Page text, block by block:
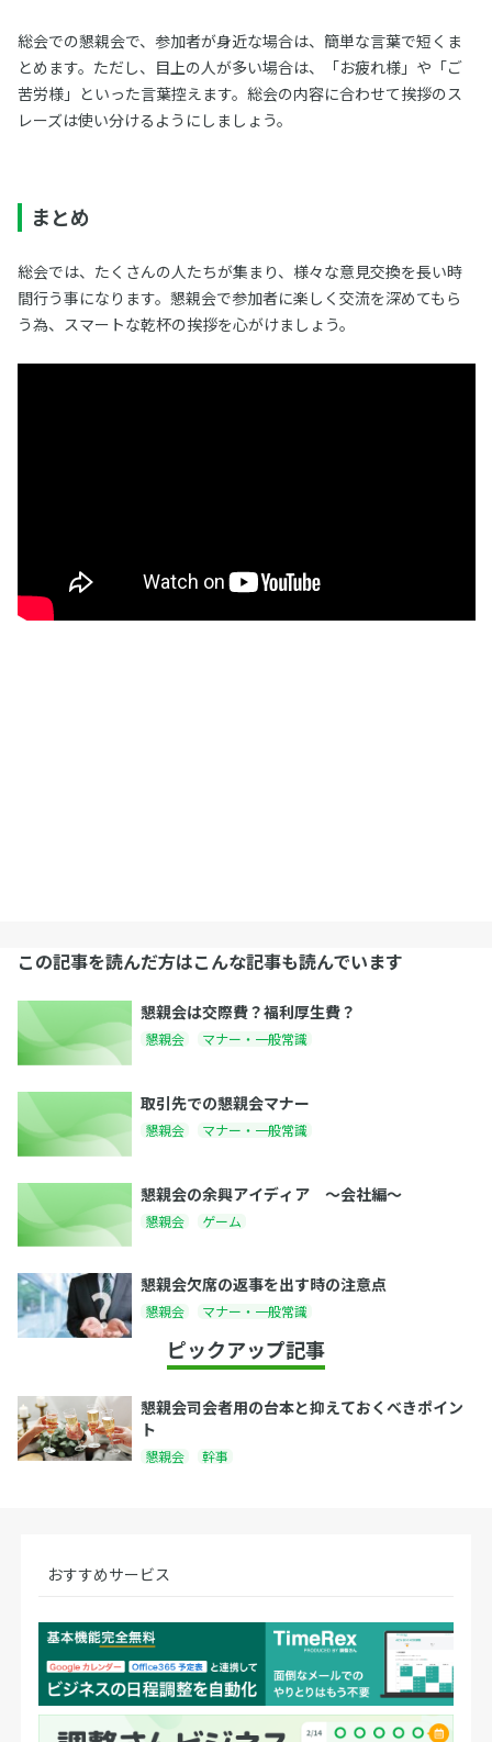
総会での懇親会で、参加者が身近な場合は、簡単な言葉で短くま
とめます。ただし、目上の人が多い場合は、「お疲れ様」や「ご
苦労様」といった言葉控えます。総会の内容に合わせて挨拶のス
レーズは使い分けるようにしましょう。
まとめ
総会では、たくさんの人たちが集まり、様々な意見交換を長い時
間行う事になります。懇親会で参加者に楽しく交流を深めてもら
う為、スマートな乾杯の挨拶を心がけましょう。
この記事を読んだ方はこんな記事も読んでいます
懇親会は交際費？福利厚生費？
懇親会 マナー・一般常識
取引先での懇親会マナー
懇親会 マナー・一般常識
懇親会の余興アイディア 〜会社編〜
懇親会 ゲーム
懇親会欠席の返事を出す時の注意点
懇親会 マナー・一般常識
ピックアップ記事
懇親会司会者用の台本と抑えておくべきポイン
ト
懇親会 幹事
おすすめサービス